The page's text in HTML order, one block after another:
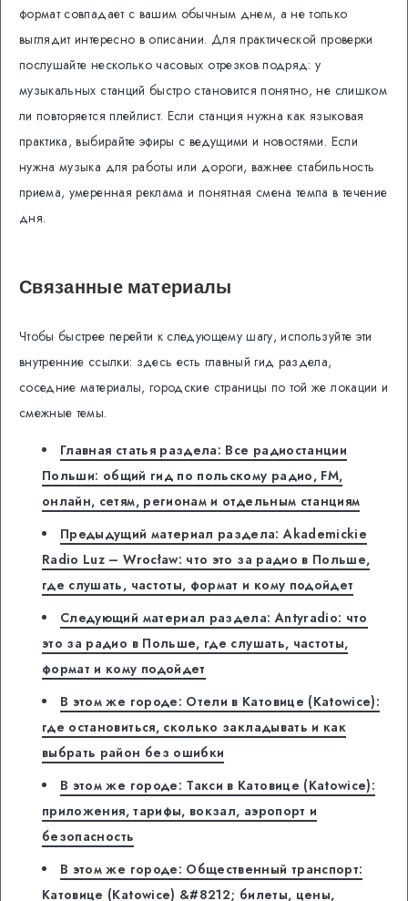
формат совпадает с вашим обычным днем, а не только
выглядит интересно в описании. Для практической проверки
послушайте несколько часовых отрезков подряд: у
музыкальных станций быстро становится понятно, не слишком
ли повторяется плейлист. Если станция нужна как языковая
практика, выбирайте эфиры с ведущими и новостями. Если
нужна музыка для работы или дороги, важнее стабильность
приема, умеренная реклама и понятная смена темпа в течение
дня.
Связанные материалы
Чтобы быстрее перейти к следующему шагу, используйте эти
внутренние ссылки: здесь есть главный гид раздела,
соседние материалы, городские страницы по той же локации и
смежные темы.
Главная статья раздела: Все радиостанции
Польши: общий гид по польскому радио, FM,
онлайн, сетям, регионам и отдельным станциям
Предыдущий материал раздела: Akademickie
Radio Luz – Wrocław: что это за радио в Польше,
где слушать, частоты, формат и кому подойдет
Следующий материал раздела: Antyradio: что
это за радио в Польше, где слушать, частоты,
формат и кому подойдет
В этом же городе: Отели в Катовице (Katowice):
где остановиться, сколько закладывать и как
выбрать район без ошибки
В этом же городе: Такси в Катовице (Katowice):
приложения, тарифы, вокзал, аэропорт и
безопасность
В этом же городе: Общественный транспорт:
Катовице (Katowice) &#8212; билеты, цены,